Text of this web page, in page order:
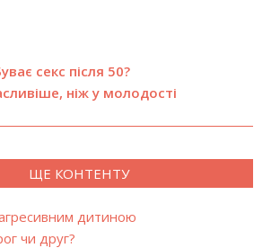
секс після 50?
ніж у молодості
ЩЕ КОНТЕНТУ
дитиною
чи друг?